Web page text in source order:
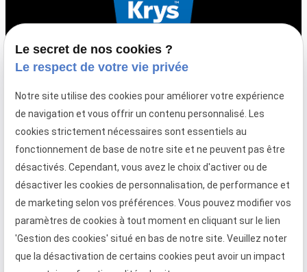
11 Rue Saint-Aubert, 62000 Arras
Fermé le lundi du mardi au samedi de 9h à 12h et de 14h à
19h
call 03 21 71 67 26
200 rue d'Artois, 62161 Duisans
Du lundi au samedi de 10h à 12h30 et de 13h30 à 19h
SIRET :42908227400011
Le secret de nos cookies ?
Le respect de votre vie privée
Notre site utilise des cookies pour améliorer votre expérience
de navigation et vous offrir un contenu personnalisé. Les
cookies strictement nécessaires sont essentiels au
fonctionnement de base de notre site et ne peuvent pas être
désactivés. Cependant, vous avez le choix d'activer ou de
désactiver les cookies de personnalisation, de performance et
de marketing selon vos préférences. Vous pouvez modifier vos
paramètres de cookies à tout moment en cliquant sur le lien
'Gestion des cookies' situé en bas de notre site. Veuillez noter
que la désactivation de certains cookies peut avoir un impact